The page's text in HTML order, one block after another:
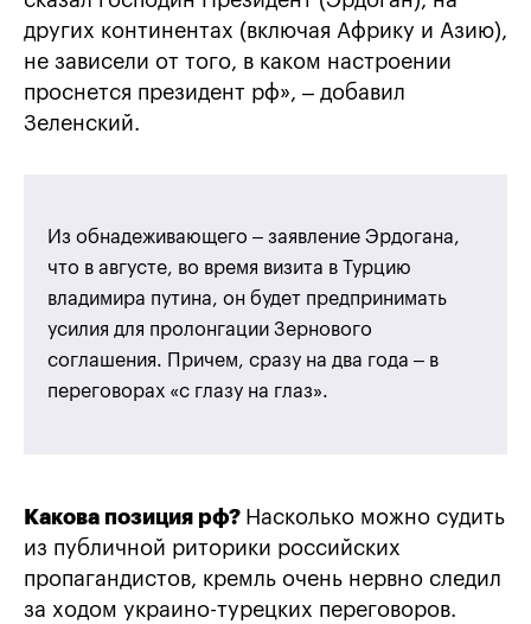
других континентах (включая Африку и Азию),
не зависели от того, в каком настроении
проснется президент рф», – добавил
Зеленский.
Из обнадеживающего – заявление Эрдогана,
что в августе, во время визита в Турцию
владимира путина, он будет предпринимать
усилия для пролонгации Зернового
соглашения. Причем, сразу на два года – в
переговорах «с глазу на глаз».
Какова позиция рф? Насколько можно судить
из публичной риторики российских
пропагандистов, кремль очень нервно следил
за ходом украино-турецких переговоров.